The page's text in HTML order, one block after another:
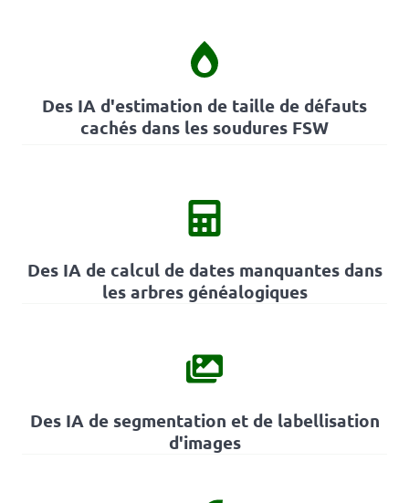
Des IA d'estimation de taille de défauts
cachés dans les soudures FSW
Des IA de calcul de dates manquantes dans
les arbres généalogiques
Des IA de segmentation et de labellisation
d'images